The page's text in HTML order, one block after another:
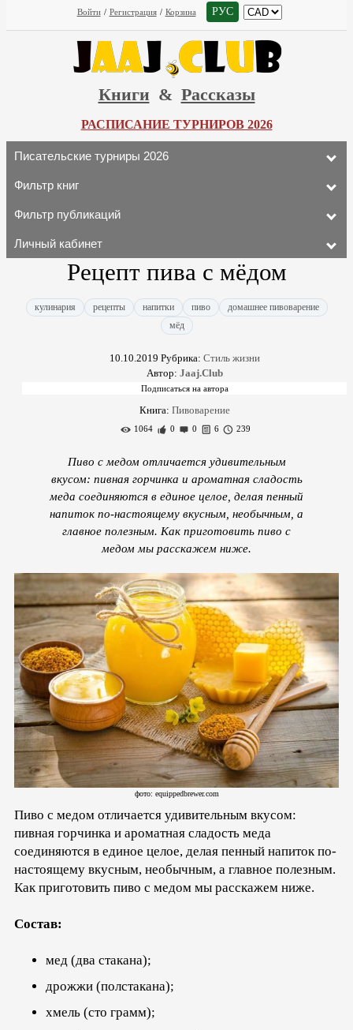
Войти / Регистрация / Корзина РУС
Книги & Рассказы
РАСПИСАНИЕ ТУРНИРОВ 2026
Писательские турниры 2026
Фильтр книг
Фильтр публикаций
Личный кабинет
Рецепт пива с мёдом
кулинария рецепты напитки пиво
домашнее пивоварение
мёд
10.10.2019 Рубрика: Стиль жизни
Автор: Jaaj.Club
Книга: Пивоварение
1064 0 0 6 239
Пиво с медом отличается удивительным
вкусом: пивная горчинка и ароматная сладость
меда соединяются в единое целое, делая пенный
напиток по-настоящему вкусным, необычным, а
главное полезным. Как приготовить пиво с
медом мы расскажем ниже.
фото: equippedbrewer.com
Пиво с медом отличается удивительным вкусом:
пивная горчинка и ароматная сладость меда
соединяются в единое целое, делая пенный напиток по-
настоящему вкусным, необычным, а главное полезным.
Как приготовить пиво с медом мы расскажем ниже.
Состав:
мед (два стакана);
дрожжи (полстакана);
хмель (сто грамм);